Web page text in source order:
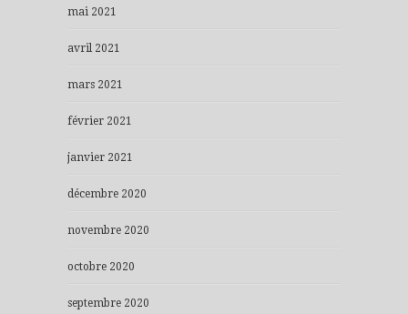
mai 2021
avril 2021
mars 2021
février 2021
janvier 2021
décembre 2020
novembre 2020
octobre 2020
septembre 2020